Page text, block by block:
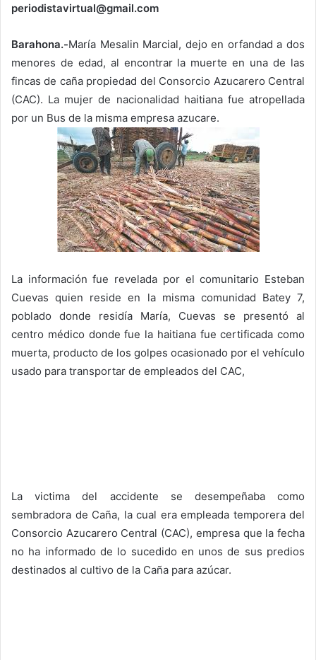
periodistavirtual@gmail.com
Barahona.-María Mesalin Marcial, dejo en orfandad a dos
menores de edad, al encontrar la muerte en una de las
fincas de caña propiedad del Consorcio Azucarero Central
(CAC). La mujer de nacionalidad haitiana fue atropellada
por un Bus de la misma empresa azucare.
La información fue revelada por el comunitario Esteban
Cuevas quien reside en la misma comunidad Batey 7,
poblado donde residía María, Cuevas se presentó al
centro médico donde fue la haitiana fue certificada como
muerta, producto de los golpes ocasionado por el vehículo
usado para transportar de empleados del CAC,
La victima del accidente se desempeñaba como
sembradora de Caña, la cual era empleada temporera del
Consorcio Azucarero Central (CAC), empresa que la fecha
no ha informado de lo sucedido en unos de sus predios
destinados al cultivo de la Caña para azúcar.